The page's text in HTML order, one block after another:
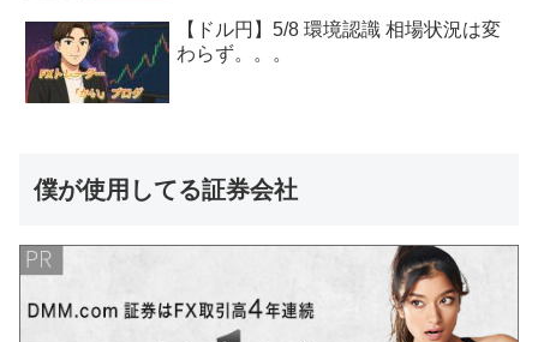
【ドル円】5/8 環境認識 相場状況は変
わらず。。。
僕が使用してる証券会社